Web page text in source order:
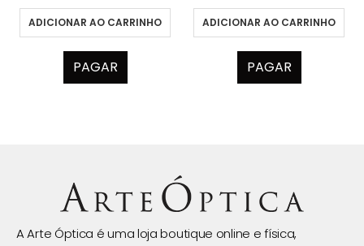
ADICIONAR AO CARRINHO
PAGAR
ADICIONAR AO CARRINHO
PAGAR
A Arte Óptica é uma loja boutique online e física,